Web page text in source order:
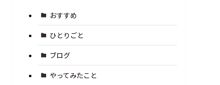
おすすめ
ひとりごと
ブログ
やってみたこと